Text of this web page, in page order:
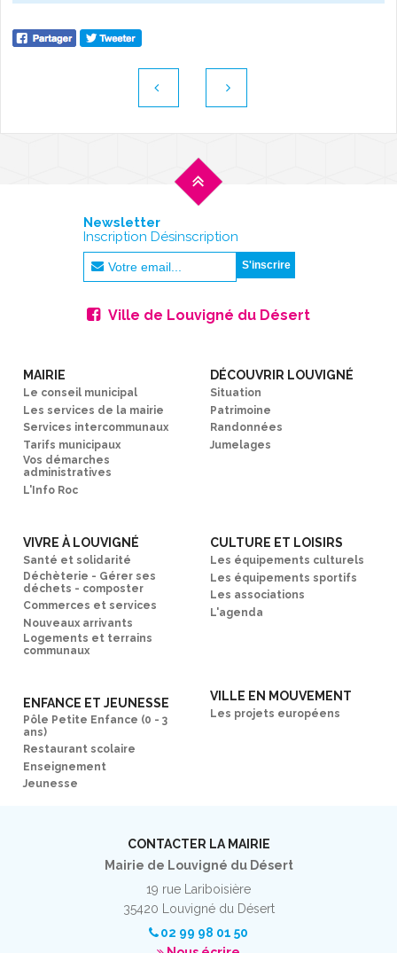
Newsletter
Inscription Désinscription
Ville de Louvigné du Désert
MAIRIE
Le conseil municipal
Les services de la mairie
Services intercommunaux
Tarifs municipaux
Vos démarches
administratives
L'Info Roc
DÉCOUVRIR LOUVIGNÉ
Situation
Patrimoine
Randonnées
Jumelages
VIVRE À LOUVIGNÉ
Santé et solidarité
Déchèterie - Gérer ses
déchets - composter
Commerces et services
Nouveaux arrivants
Logements et terrains
communaux
CULTURE ET LOISIRS
Les équipements culturels
Les équipements sportifs
Les associations
L'agenda
ENFANCE ET JEUNESSE
Pôle Petite Enfance (0 - 3
ans)
Restaurant scolaire
Enseignement
Jeunesse
VILLE EN MOUVEMENT
Les projets européens
CONTACTER LA MAIRIE
Mairie de Louvigné du Désert
19 rue Lariboisière
35420 Louvigné du Désert
02 99 98 01 50